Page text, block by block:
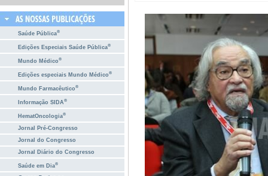
Saúde Pública®
Edições Especiais Saúde Pública®
Mundo Médico®
Edições especiais Mundo Médico®
Mundo Farmacêutico®
Informação SIDA®
HematOncologia®
Jornal Pré-Congresso
Jornal do Congresso
Jornal Diário do Congresso
Saúde em Dia®